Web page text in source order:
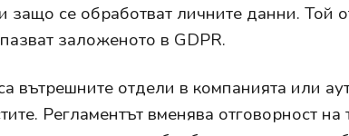
защо се обработват личните данни. Той
заложеното в GDPR.
вътрешните отдели в компанията или
Регламентът вменява отговорност